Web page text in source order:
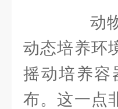
动物
动态培养环
摇动培养容
布。这一点